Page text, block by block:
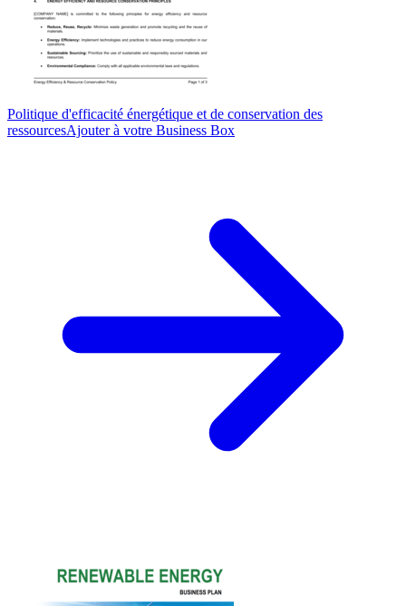
Politique d'efficacité énergétique et de conservation des
ressourcesAjouter à votre Business Box